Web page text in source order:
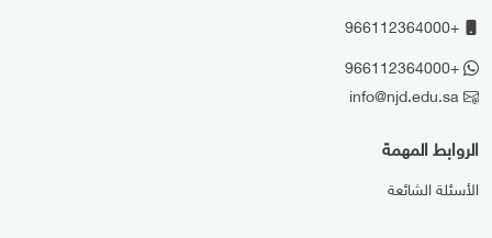
+966112364000
+966112364000
info@njd.edu.sa
الروابط المهمة
الأسئلة الشائعة